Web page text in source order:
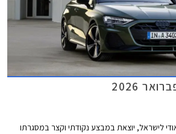
2026
לישראל, יוצאת במבצע נקודתי וקצר במסגרתו